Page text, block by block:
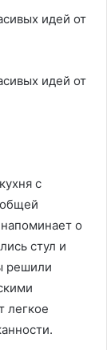
с
о
стул и
решили
легкое